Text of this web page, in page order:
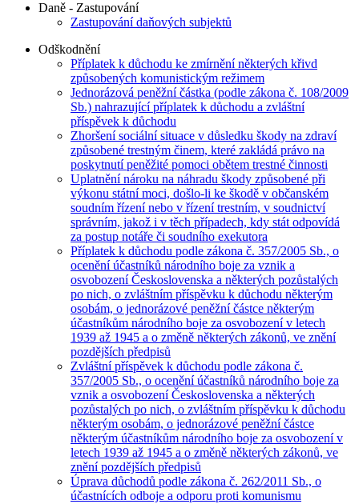
Daně - Zastupování
Zastupování daňových subjektů
Odškodnění
Příplatek k důchodu ke zmírnění některých křivd
způsobených komunistickým režimem
Jednorázová peněžní částka (podle zákona č. 108/2009
Sb.) nahrazující příplatek k důchodu a zvláštní
příspěvek k důchodu
Zhoršení sociální situace v důsledku škody na zdraví
způsobené trestným činem, které zakládá právo na
poskytnutí peněžité pomoci obětem trestné činnosti
Uplatnění nároku na náhradu škody způsobené při
výkonu státní moci, došlo-li ke škodě v občanském
soudním řízení nebo v řízení trestním, v soudnictví
správním, jakož i v těch případech, kdy stát odpovídá
za postup notáře či soudního exekutora
Příplatek k důchodu podle zákona č. 357/2005 Sb., o
ocenění účastníků národního boje za vznik a
osvobození Československa a některých pozůstalých
po nich, o zvláštním příspěvku k důchodu některým
osobám, o jednorázové peněžní částce některým
účastníkům národního boje za osvobození v letech
1939 až 1945 a o změně některých zákonů, ve znění
pozdějších předpisů
Zvláštní příspěvek k důchodu podle zákona č.
357/2005 Sb., o ocenění účastníků národního boje za
vznik a osvobození Československa a některých
pozůstalých po nich, o zvláštním příspěvku k důchodu
některým osobám, o jednorázové peněžní částce
některým účastníkům národního boje za osvobození v
letech 1939 až 1945 a o změně některých zákonů, ve
znění pozdějších předpisů
Úprava důchodů podle zákona č. 262/2011 Sb., o
účastnících odboje a odporu proti komunismu